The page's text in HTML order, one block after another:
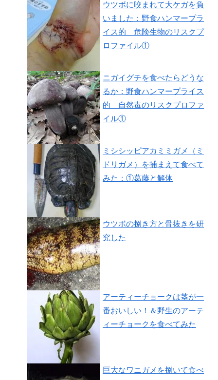
ウツボに咬まれて大ケガを負
いました：野食ハンマープラ
イス的 危険生物のリスクプ
ロファイル①
ニガイグチを食べたらどうな
るか：野食ハンマープライス
的 自然毒のリスクプロファ
イル①
ミシシッピアカミミガメ（ミ
ドリガメ）を捕まえて食べて
みた：①葛藤と解体
ウツボの捌き方と骨抜きを研
究した
アーティーチョークは茎が一
番おいしい！＆野生のアーテ
ィーチョークを食べてみた
巨大なワニガメを捌いて食べ